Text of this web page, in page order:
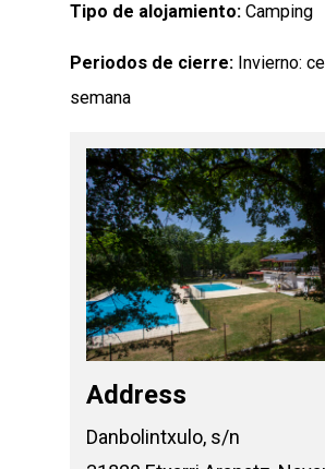
Tipo de alojamiento: Camping
Periodos de cierre: Invierno:
semana
Address
Danbolintxulo, s/n